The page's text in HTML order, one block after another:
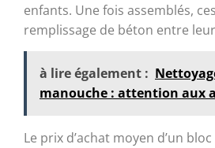
enfants. Une fois assemblés,
remplissage de béton entre
à lire également :
manouche : attention aux
Le prix d’achat moyen d’un